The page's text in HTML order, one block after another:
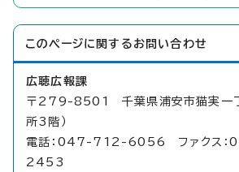
このページに関する お問い合わせ
広聴広報課
〒279-8501 千葉県浦安市猫実一丁
所3階）
電話：047-712-6056 ファクス
2453